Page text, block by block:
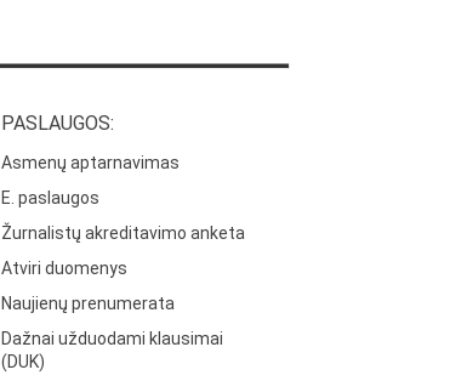
PASLAUGOS:
Asmenų aptarnavimas
E. paslaugos
Žurnalistų akreditavimo anketa
Atviri duomenys
Naujienų prenumerata
Dažnai užduodami klausimai
(DUK)